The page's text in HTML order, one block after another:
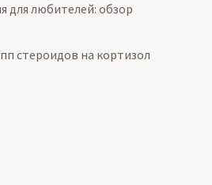
для любителей: обзор
стероидов на кортизол